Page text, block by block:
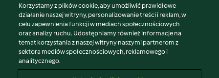
© Copyright 2026
Warunki korzystania
Polityka prywatności
Disclaimer
Znak wydawcy
Korzystamy z plików cookie, aby umożliwić prawidłowe
działanie naszej witryny, personalizowanie treści i reklam, w
celu zapewnienia funkcji w mediach społecznościowych
oraz analizy ruchu. Udostępniamy również informacje na
temat korzystania z naszej witryny naszymi partnerom z
sektora mediów społecznościowych, reklamowego i
analitycznego.